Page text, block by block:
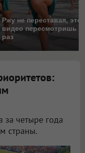
Ржу не переставая, это
видео пересмотришь
раз
за четыре года
страны.